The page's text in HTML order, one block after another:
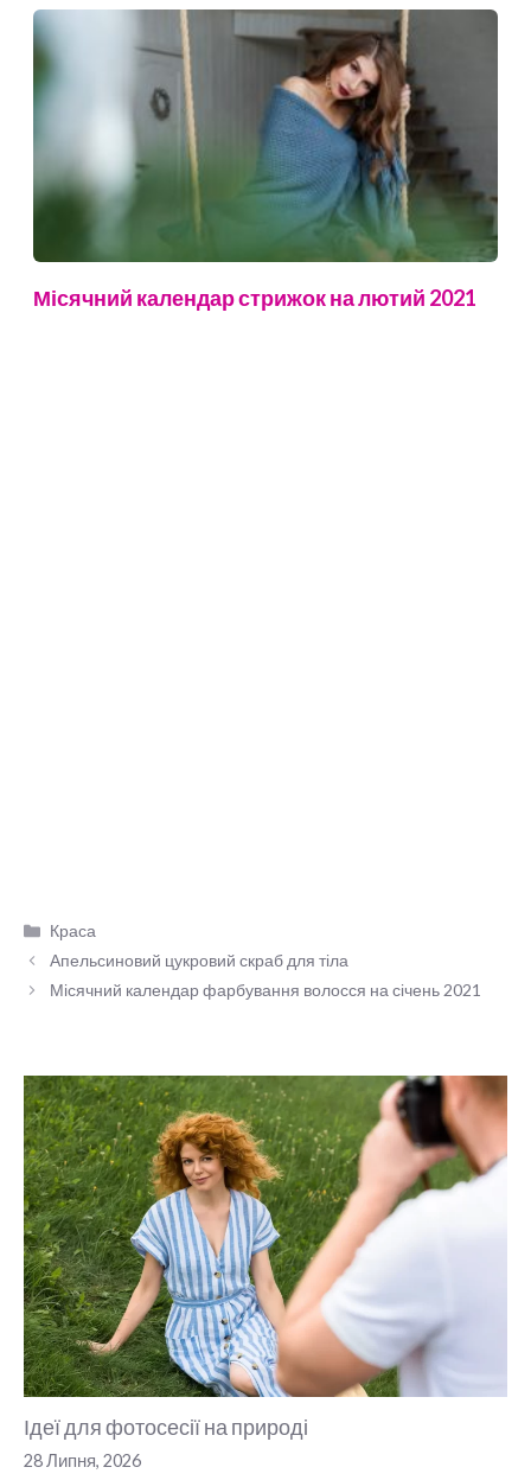
Місячний календар стрижок на лютий 2021
Категорії
Краса
Апельсиновий цукровий скраб для тіла
Місячний календар фарбування волосся на січень 2021
Ідеї для фотосесії на природі
28 Липня, 2026